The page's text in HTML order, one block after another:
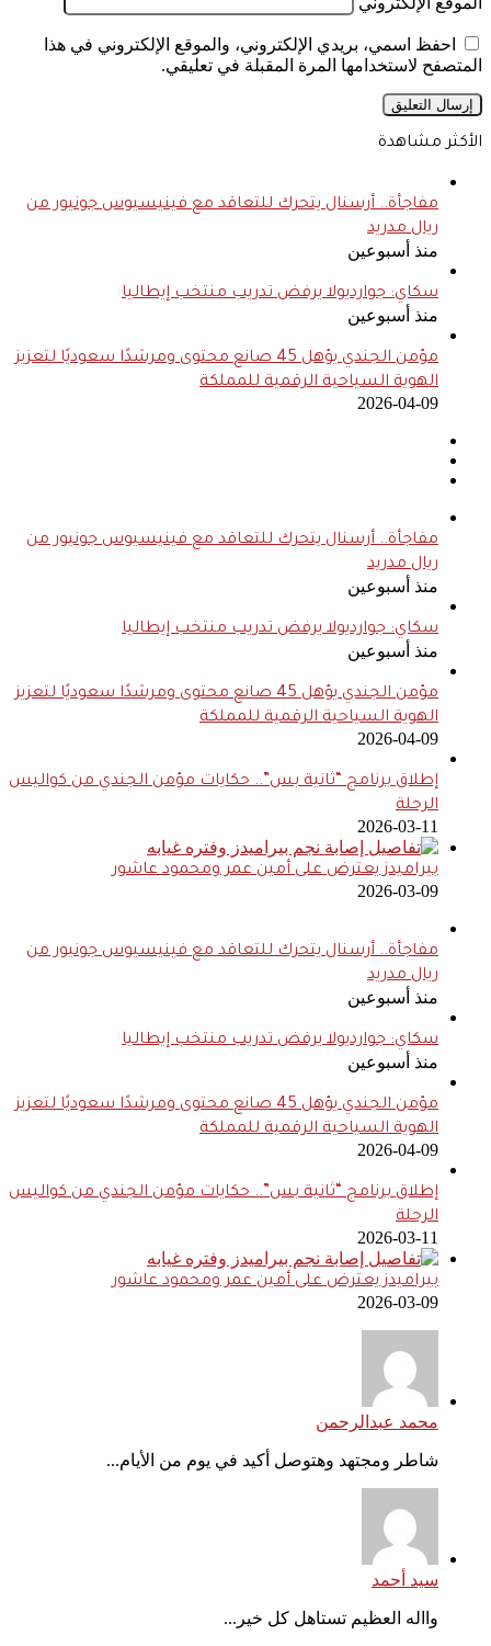
احفظ اسمي، بريدي الإلكتروني، والموقع الإلكتروني في هذا
المتصفح لاستخدامها المرة المقبلة في تعليقي.
الأكثر مشاهدة
مفاجأة.. أرسنال يتحرك للتعاقد مع فينيسيوس جونيور من
ريال مدريد
منذ أسبوعين
سكاي: جوارديولا يرفض تدريب منتخب إيطاليا
منذ أسبوعين
مؤمن الجندي يؤهل 45 صانع محتوى ومرشدًا سعوديًا لتعزيز
الهوية السياحية الرقمية للمملكة
2026-04-09
مفاجأة.. أرسنال يتحرك للتعاقد مع فينيسيوس جونيور من
ريال مدريد
منذ أسبوعين
سكاي: جوارديولا يرفض تدريب منتخب إيطاليا
منذ أسبوعين
مؤمن الجندي يؤهل 45 صانع محتوى ومرشدًا سعوديًا لتعزيز
الهوية السياحية الرقمية للمملكة
2026-04-09
إطلاق برنامج “ثانية بس”.. حكايات مؤمن الجندي من كواليس
الرحلة
2026-03-11
بيراميدز يعترض على أمين عمر ومحمود عاشور
2026-03-09
مفاجأة.. أرسنال يتحرك للتعاقد مع فينيسيوس جونيور من
ريال مدريد
منذ أسبوعين
سكاي: جوارديولا يرفض تدريب منتخب إيطاليا
منذ أسبوعين
مؤمن الجندي يؤهل 45 صانع محتوى ومرشدًا سعوديًا لتعزيز
الهوية السياحية الرقمية للمملكة
2026-04-09
إطلاق برنامج “ثانية بس”.. حكايات مؤمن الجندي من كواليس
الرحلة
2026-03-11
بيراميدز يعترض على أمين عمر ومحمود عاشور
2026-03-09
محمد عبدالرحمن
شاطر ومجتهد وهتوصل أكيد في يوم من الأيام...
سيد أحمد
وااله العظيم تستاهل كل خير...